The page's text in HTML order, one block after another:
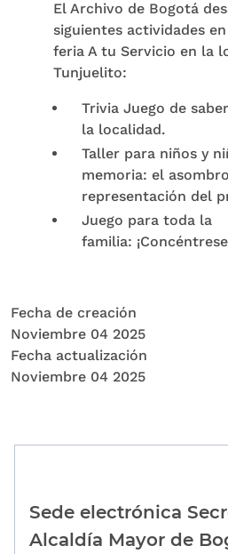
El Archivo de Bogotá
siguientes actividades
feria A tu Servicio en la
Tunjuelito:
Trivia Juego de
la localidad.
Taller para niños y
memoria: el
representación del
Juego para toda la
familia:
Fecha de creación
Noviembre 04 2025
Fecha actualización
Noviembre 04 2025
Sede electrónica
Alcaldía Mayor de